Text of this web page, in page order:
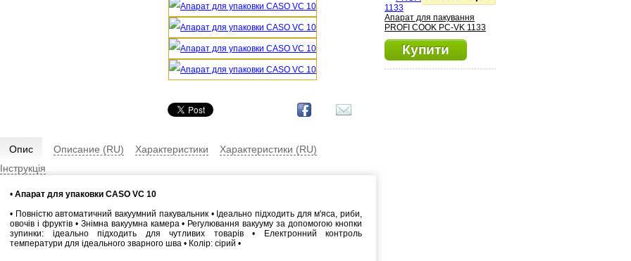
Опис Описание (RU) Характеристики
Характеристики (RU)
Інструкція
• Апарат для упаковки CASO VC 10
• Повністю автоматичний вакуумний пакувальник • Ідеально підходить для м'яса, риби,
овочів і фруктів • Знімна вакуумна камера • Регулювання вакууму за допомогою кнопки
зупинки: ідеально підходить для чутливих товарів • Електронний контроль
температури для ідеального зварного шва • Колір: сірий •
Апарат для пакування
PROFI COOK PC-VK 1133
Купити